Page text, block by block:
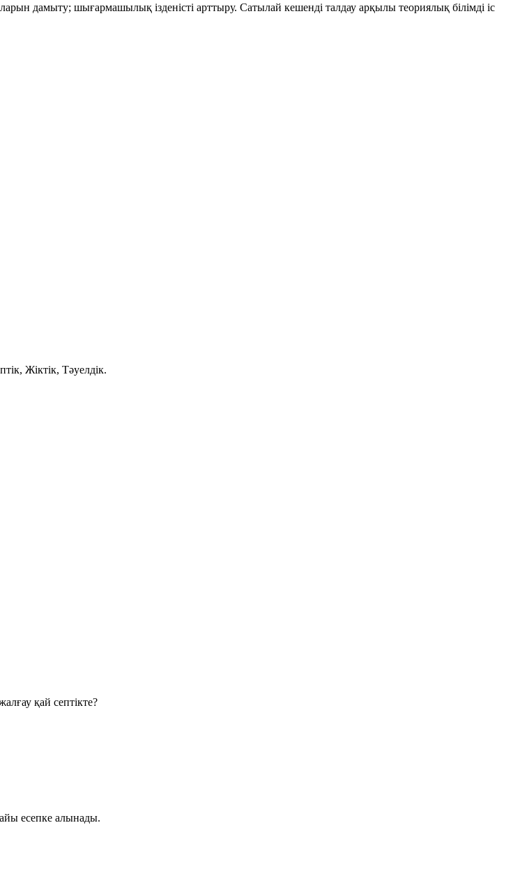
дамыту; шығармашылық ізденісті арттыру. Сатылай кешенді талдау арқылы теориялық білімді іс
, Жіктік, Тәуелдік.
қай септікте?
есепке алынады.